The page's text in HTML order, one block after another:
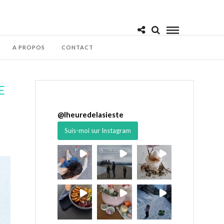
A PROPOS CONTACT
@lheuredelasieste
Suis-moi sur Instagram